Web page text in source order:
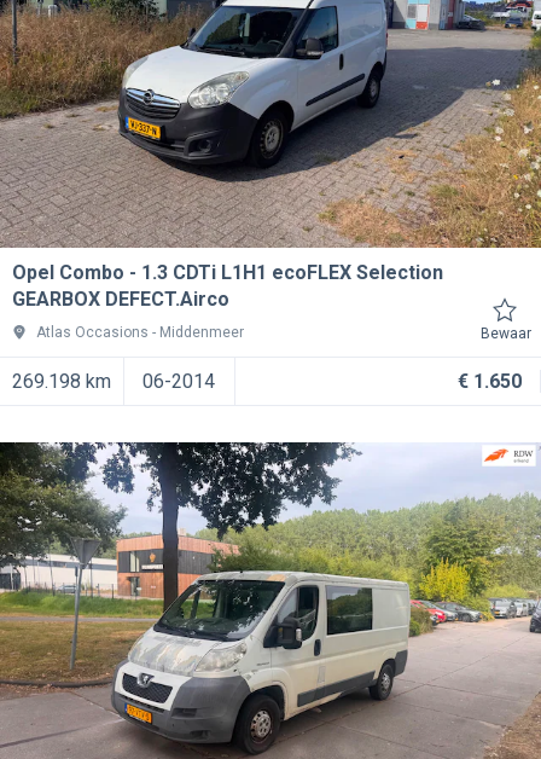
Opel Combo
1.3 CDTi L1H1 ecoFLEX Selection
GEARBOX DEFECT.Airco
Atlas Occasions Middenmeer Bewaar
269.198 km 06-2014 € 1.650